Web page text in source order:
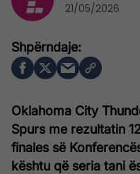
Oklahoma City
Spurs me rezultatin
finales së
kështu që seria tani
21/05/2026